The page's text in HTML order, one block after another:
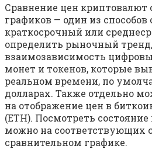
Сравнение цен
графиков — один из способов
краткосрочный или
определить рыночный
взаимозависимость
монет и токенов, которые
реальном времени, по
долларах. Также отдельно
на отображение цен в
(ETH). Посмотреть
можно на соответствующих
сравнительном графике.